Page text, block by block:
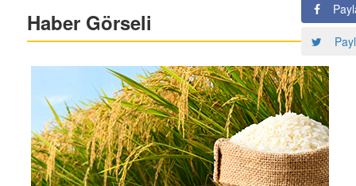
Haber Görseli